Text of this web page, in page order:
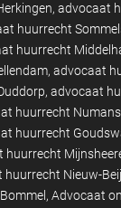
advocaat
huurrecht
huurrecht
advocaat
advocaat
huurrecht
huurrecht
huurrecht
huurrecht Nieuw-
Advocaat